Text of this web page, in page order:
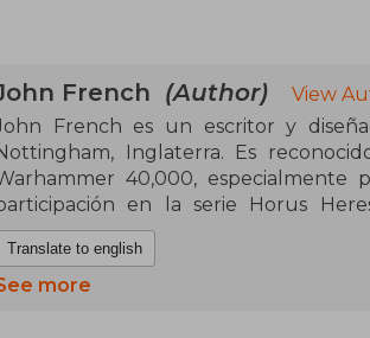
French (Author)
View
French es un escritor y
Inglaterra. Es
40,000, especialmente
en la serie Horus
of Dorn, Slaves to
caracteriza por explorar los aspectos
profundizando en temas
Translate to english
more